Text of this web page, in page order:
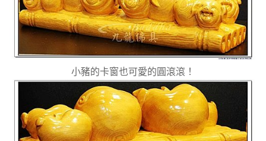
小豬的卡窗也可愛的圓滾滾！